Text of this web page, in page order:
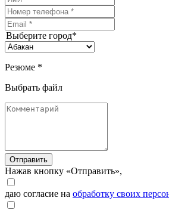
Выберите город*
Резюме *
Выбрать файл
Отправить
Нажав кнопку «Отправить»,
даю согласие на обработку своих